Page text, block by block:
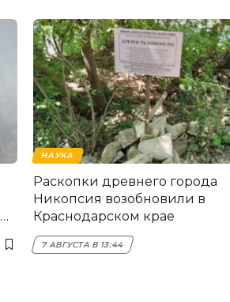
НАУКА
Раскопки древнего города
Никопсия возобновили в
Краснодарском крае
7 АВГУСТА В 13:44